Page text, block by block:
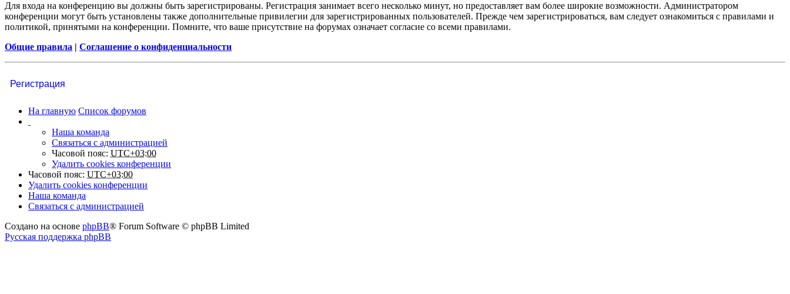
Для входа на конференцию вы должны быть зарегистрированы. Регистрация занимает всего несколько минут, но предоставляет вам более широкие возможности. Администратором
конференции могут быть установлены также дополнительные привилегии для зарегистрированных пользователей. Прежде чем зарегистрироваться, вам следует ознакомиться с правилами и
политикой, принятыми на конференции. Помните, что ваше присутствие на форумах означает согласие со всеми правилами.
Общие правила | Соглашение о конфиденциальности
Регистрация
На главную Список форумов
Наша команда
Связаться с администрацией
Часовой пояс: UTC+03:00
Удалить cookies конференции
Часовой пояс: UTC+03:00
Удалить cookies конференции
Наша команда
Связаться с администрацией
Создано на основе phpBB® Forum Software © phpBB Limited
Русская поддержка phpBB